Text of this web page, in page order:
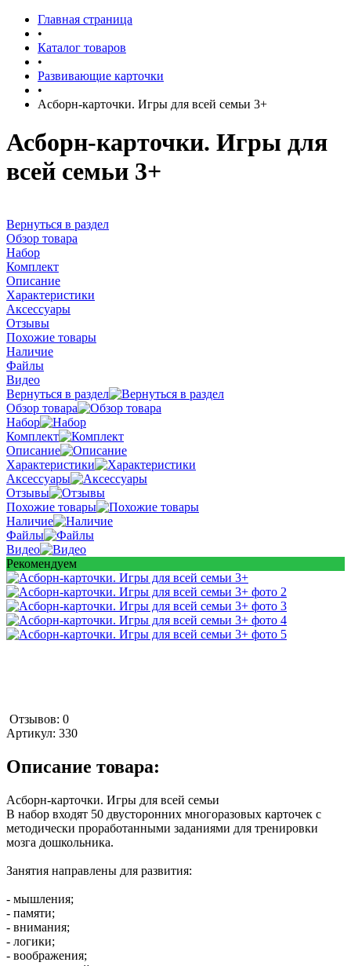
Главная страница
•
Каталог товаров
•
Развивающие карточки
•
Асборн-карточки. Игры для всей семьи 3+
Асборн-карточки. Игры для
всей семьи 3+
Вернуться в раздел
Обзор товара
Набор
Комплект
Описание
Характеристики
Аксессуары
Отзывы
Похожие товары
Наличие
Файлы
Видео
Вернуться в раздел
Обзор товара
Набор
Комплект
Описание
Характеристики
Аксессуары
Отзывы
Похожие товары
Наличие
Файлы
Видео
Рекомендуем
Отзывов: 0
Артикул: 330
Описание товара:
Асборн-карточки. Игры для всей семьи
В набор входят 50 двусторонних многоразовых карточек с
методически проработанными заданиями для тренировки
мозга дошкольника.
Занятия направлены для развития:
- мышления;
- памяти;
- внимания;
- логики;
- воображения;